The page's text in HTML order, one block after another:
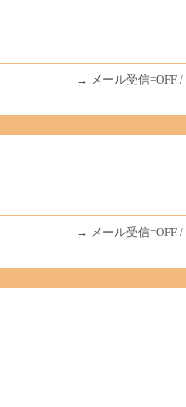
→ メール受信=OFF /
→ メール受信=OFF /